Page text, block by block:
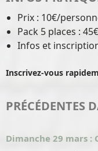
Prix : 10€/
Pack 5 places : 45€
Infos et
Inscrivez-vous
PRÉCÉDENTES
Dimanche 29 mars :